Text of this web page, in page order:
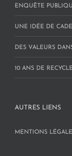
ENQUÊTE
UNE IDÉE DE
DES VALEURS
10 ANS DE
AUTRES LIENS
MENTIONS